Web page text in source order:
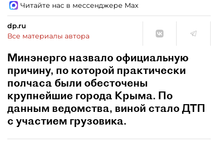
Читайте нас в мессенджере Max
dp.ru
Все материалы автора
Минэнерго назвало официальную
причину, по которой практически
полчаса были обесточены
крупнейшие города Крыма. По
данным ведомства, виной стало ДТП
с участием грузовика.